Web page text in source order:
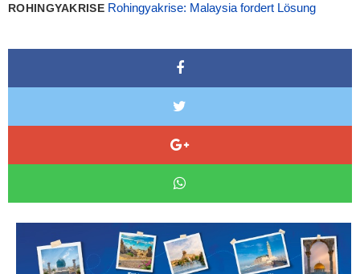
ROHINGYAKRISE Rohingyakrise: Malaysia fordert Lösung